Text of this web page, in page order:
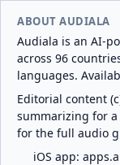
ABOUT AUDIALA
Audiala is an AI-
across 96
languages.
Editorial content
summarizing for
for the full audio
iOS app: